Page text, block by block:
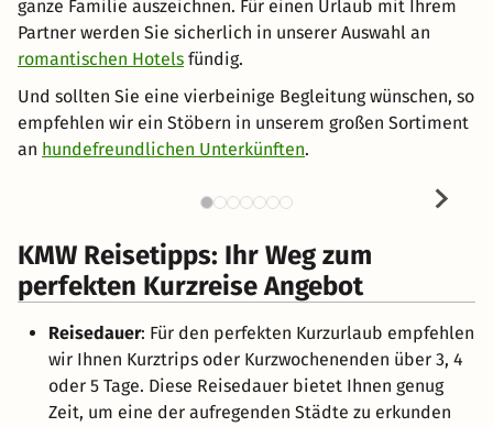
ganze Familie auszeichnen. Für einen Urlaub mit Ihrem
Partner werden Sie sicherlich in unserer Auswahl an
romantischen Hotels fündig.
Und sollten Sie eine vierbeinige Begleitung wünschen, so
empfehlen wir ein Stöbern in unserem großen Sortiment
an hundefreundlichen Unterkünften.
KMW Reisetipps: Ihr Weg zum
perfekten Kurzreise Angebot
Reisedauer: Für den perfekten Kurzurlaub empfehlen
wir Ihnen Kurztrips oder Kurzwochenenden über 3, 4
oder 5 Tage. Diese Reisedauer bietet Ihnen genug
Zeit, um eine der aufregenden Städte zu erkunden